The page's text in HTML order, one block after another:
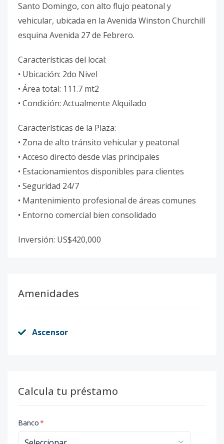
Santo Domingo, con alto flujo peatonal y
vehicular, ubicada en la Avenida Winston Churchill
esquina Avenida 27 de Febrero.
Características del local:
• Ubicación: 2do Nivel
• Área total: 111.7 mt2
• Condición: Actualmente Alquilado
Características de la Plaza:
• Zona de alto tránsito vehicular y peatonal
• Acceso directo desde vías principales
• Estacionamientos disponibles para clientes
• Seguridad 24/7
• Mantenimiento profesional de áreas comunes
• Entorno comercial bien consolidado
Inversión: US$420,000
Amenidades
Ascensor
Calcula tu préstamo
Banco*